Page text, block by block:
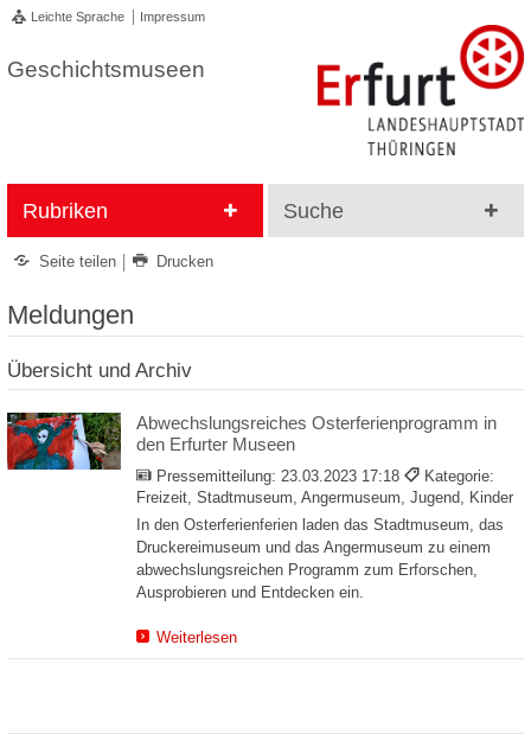
Leichte Sprache Impressum
Geschichtsmuseen
Rubriken Suche
Seite teilen Drucken
Meldungen
Übersicht und Archiv
Abwechslungsreiches Osterferienprogramm in
den Erfurter Museen
Pressemitteilung: 23.03.2023 17:18
Kategorie:
Freizeit, Stadtmuseum, Angermuseum, Jugend, Kinder
In den Osterferienferien laden das Stadtmuseum, das
Druckereimuseum und das Angermuseum zu einem
abwechslungsreichen Programm zum Erforschen,
Ausprobieren und Entdecken ein.
Weiterlesen